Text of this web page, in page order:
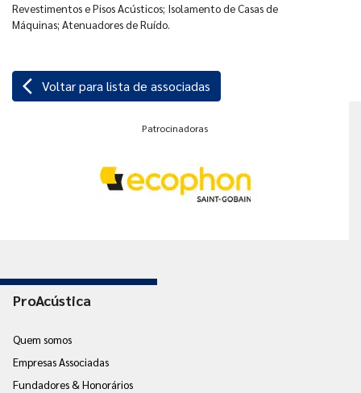
Revestimentos e Pisos Acústicos; Isolamento de Casas de
Máquinas; Atenuadores de Ruído.
arrow_back_ios Voltar para lista de associadas
Patrocinadoras
ProAcústica
Quem somos
Empresas Associadas
Fundadores & Honorários